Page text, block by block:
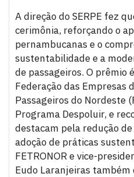
A direção do SERPE fez
cerimônia, reforçando o
pernambucanas e o
sustentabilidade e a
de passageiros. O prêmio
Federação das Empresas
Passageiros do Nordeste
Programa Despoluir, e
destacam pela redução
adoção de práticas
FETRONOR e vice-
Eudo Laranjeiras